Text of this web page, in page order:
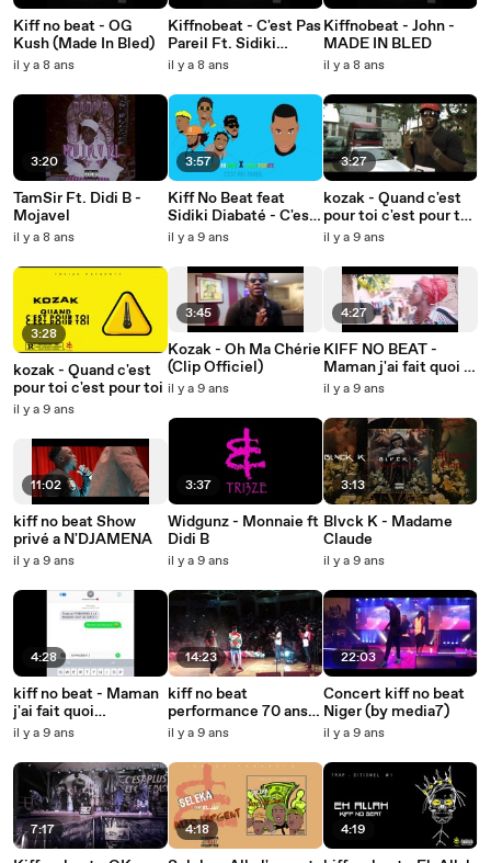
Kiff no beat - OG
Kush (Made In Bled)
il y a 8 ans
3:20
TamSir Ft. Didi B -
Mojavel
il y a 8 ans
3:28
kozak - Quand c'est
pour toi c'est pour toi
il y a 9 ans
11:02
kiff no beat Show
privé a N'DJAMENA
il y a 9 ans
4:28
kiff no beat - Maman
j'ai fait quoi
(degammage au
il y a 9 ans
7:17
Kiffnobeat - C'est Pas
Pareil Ft. Sidiki
Diabate - MADE IN
il y a 8 ans
3:57
Kiff No Beat feat
Sidiki Diabaté - C'est
Pas Pareil (Lyrics)
il y a 9 ans
3:45
Kozak - Oh Ma Chérie
(Clip Officiel)
il y a 9 ans
3:37
Widgunz - Monnaie ft
Didi B
il y a 9 ans
14:23
kiff no beat
performance 70 ans
UNICEF
il y a 9 ans
4:18
Kiffnobeat - John -
MADE IN BLED
il y a 8 ans
3:27
kozak - Quand c'est
pour toi c'est pour toi
(Clip Officiel)
il y a 9 ans
4:27
KIFF NO BEAT -
Maman j'ai fait quoi (
Clip Officiel )
il y a 9 ans
3:13
Blvck K - Madame
Claude
il y a 9 ans
22:03
Concert kiff no beat
Niger (by media7)
il y a 9 ans
4:19